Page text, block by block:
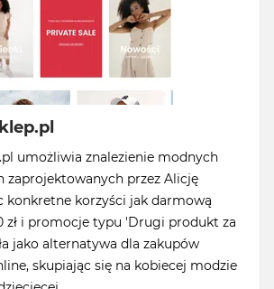
umożliwia znalezienie modnych
zaprojektowanych przez Alicję
konkretne korzyści jak darmową
zł i promocje typu 'Drugi produkt za
jako alternatywa dla zakupów
skupiając się na kobiecej modzie